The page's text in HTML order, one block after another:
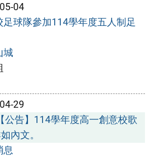
04
足球隊參加114學年度五人制足
城
29
【公告】114學年度高一創意校歌
內文。
息